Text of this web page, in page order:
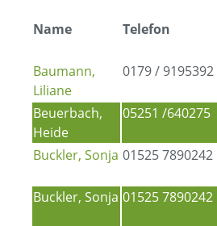
Name Telefon
Baumann,
Liliane
0179 / 9195392
Beuerbach,
Heide
05251 /640275
Buckler, Sonja 01525 7890242
Buckler, Sonja 01525 7890242